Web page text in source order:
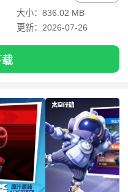
大小：836.02 MB
更新：2026-07-26